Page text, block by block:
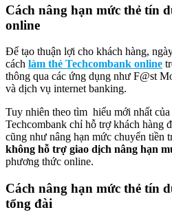
Cách nâng hạn mức thẻ tín
online
Để tạo thuận lợi cho khách hàng,
cách làm thẻ Techcombank online
thông qua các ứng dụng như F@st
và dịch vụ internet banking.
Tuy nhiên theo tìm hiểu mới nhất
Techcombank chỉ hỗ trợ khách hàng
cũng như nâng hạn mức chuyển tiền
không hỗ trợ giao dịch nâng hạn
phương thức online.
Cách nâng hạn mức thẻ tín
tổng đài